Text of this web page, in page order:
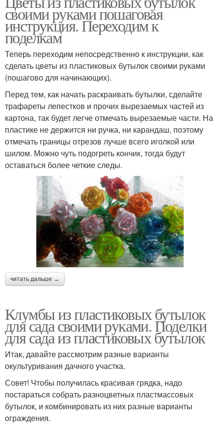
своими руками пошаговая
инструкция. Переходим к
поделкам
Теперь переходим непосредственно к инструкции, как
сделать цветы из пластиковых бутылок своими руками
(пошагово для начинающих).
Перед тем, как начать раскраивать бутылки, сделайте
трафареты лепестков и прочих вырезаемых частей из
картона, так будет легче отмечать вырезаемые части. На
пластике не держится ни ручка, ни карандаш, поэтому
отмечать границы отрезов лучше всего иголкой или
шилом. Можно чуть подогреть кончик, тогда будут
оставаться более четкие следы.
читать дальше →
Клумбы из пластиковых бутылок
для сада своими руками. Поделки
для сада из пластиковых бутылок
Итак, давайте рассмотрим разные варианты
окультуривания дачного участка.
Совет! Чтобы получилась красивая грядка, надо
постараться собрать разноцветных пластмассовых
бутылок, и комбинировать из них разные варианты
ограждения.